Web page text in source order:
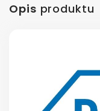
Opis produktu